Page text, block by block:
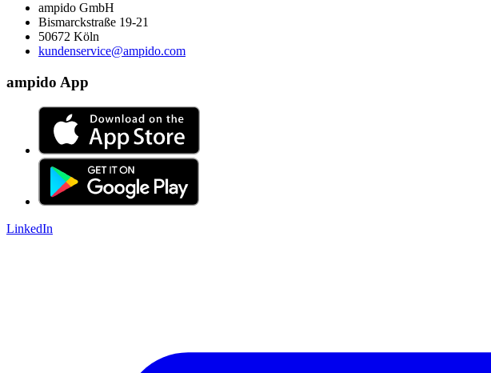
ampido GmbH
Bismarckstraße 19-21
50672 Köln
kundenservice@ampido.com
ampido App
LinkedIn